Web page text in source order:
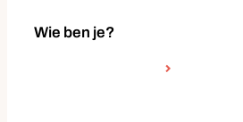
Wie ben je?